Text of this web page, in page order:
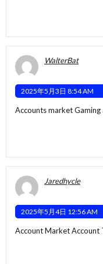
WalterBat
2025年5月3日 8:54 AM
Accounts market
Jaredhycle
2025年5月4日 12:56 AM
Account MarketAccount